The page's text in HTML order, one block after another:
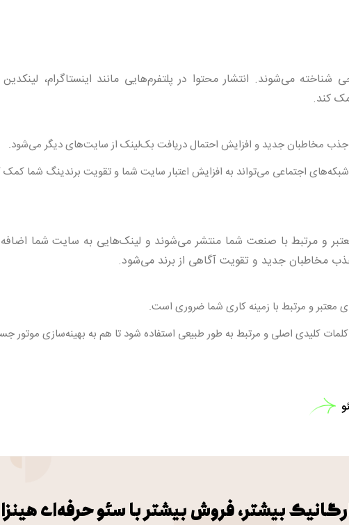
می‌شوند. انتشار محتوا در پلتفرم‌هایی مانند اینستاگرام، لینکدین
کند.
جذب مخاطبان جدید و افزایش احتمال دریافت بک‌لینک از سایت‌های دیگر می‌شود.
اجتماعی می‌تواند به افزایش اعتبار سایت شما و تقویت برندینگ شما کمک
و مرتبط با صنعت شما منتشر می‌شوند و لینک‌هایی به سایت شما
مخاطبان جدید و تقویت آگاهی از برند می‌شود.
معتبر و مرتبط با زمینه کاری شما ضروری است.
کلمات کلیدی اصلی و مرتبط به طور طبیعی استفاده شود تا هم به بهینه‌سازی موتور
بیشتر، فروش بیشتر با سئو حرفه‌ای هینزا